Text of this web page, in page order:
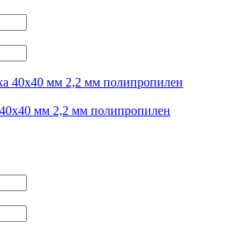
40х40 мм 2,2 мм полипропилен